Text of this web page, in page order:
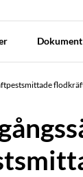
Dokument